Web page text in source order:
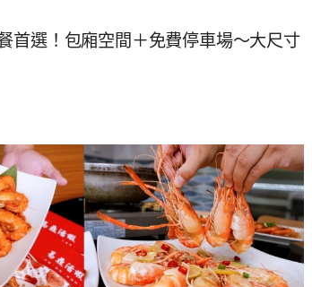
首選！包廂空間＋免費停車場～大尺寸